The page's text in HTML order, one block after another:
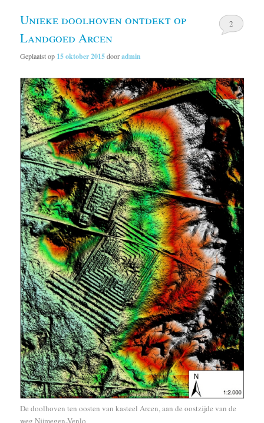
Unieke doolhoven ontdekt op
Landgoed Arcen
Geplaatst op 15 oktober 2015dooradmin
2
De doolhoven ten oosten van kasteel Arcen, aan de oostzijde van de